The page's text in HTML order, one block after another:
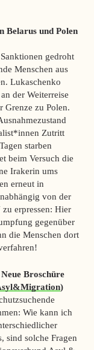
Belarus und Polen
gedroht
Menschen aus
Lukaschenko
der Weiterreise
Grenze zu Polen.
Zutritt
starben
beim Versuch die
Irakerin ums
erneut in
von der
erpressen: Hier
gegenüber
die Menschen dort
Broschüre
)
Wie kann ich
sind solche Fragen